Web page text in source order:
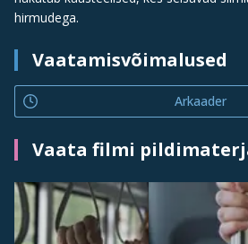
hirmudega.
Vaatamisvõimalused
Arkaader
Vaata filmi